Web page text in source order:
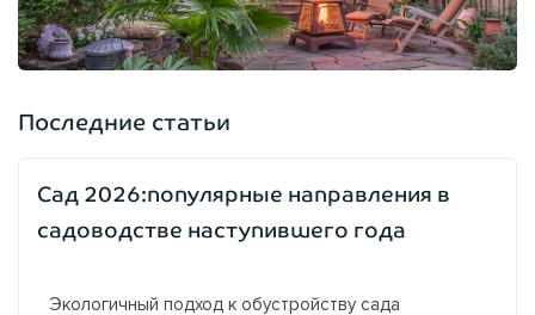
Последние статьи
Сад 2026:популярные направления в
садоводстве наступившего года
Экологичный подход к обустройству сада